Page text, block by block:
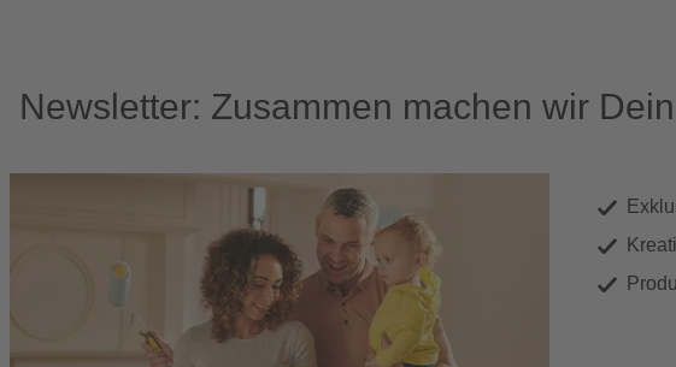
Newsletter: Zusammen machen wir